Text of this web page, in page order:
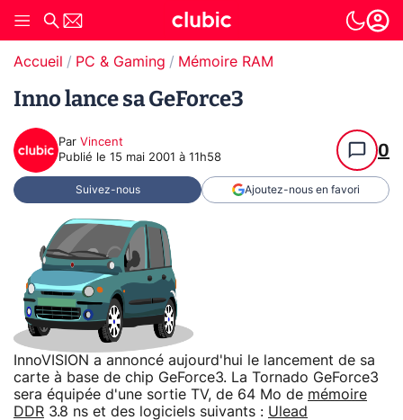
Accueil PC & Gaming Mémoire RAM
Inno lance sa GeForce3
Par Vincent
Publié le 15 mai 2001 à 11h58 0
Suivez-nous Ajoutez-nous en favori
InnoVISION a annoncé aujourd'hui le lancement de sa
carte à base de chip GeForce3. La Tornado GeForce3
sera équipée d'une sortie TV, de 64 Mo de mémoire
DDR 3.8 ns et des logiciels suivants : Ulead